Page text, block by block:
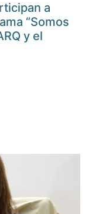
a
“Somos
y el